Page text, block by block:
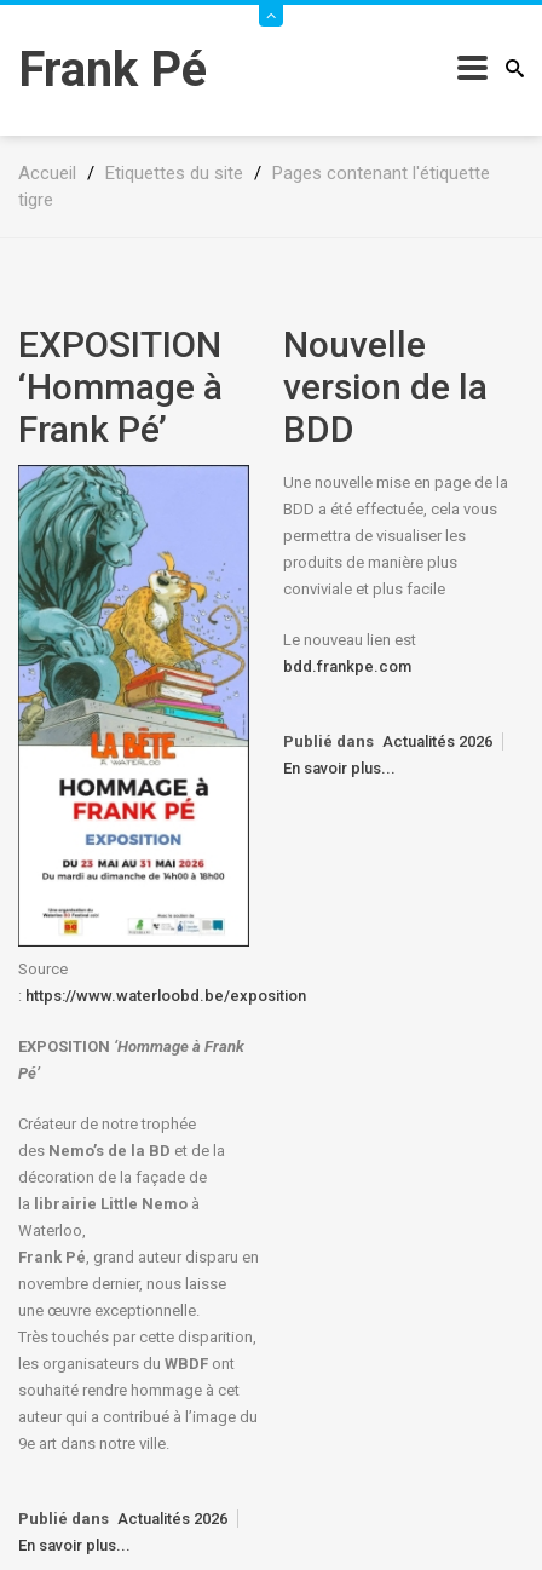
Frank Pé
Accueil / Etiquettes du site / Pages contenant l'étiquette
tigre
EXPOSITION
‘Hommage à
Frank Pé’
Source
: https://www.waterloobd.be/exposition
EXPOSITION ‘Hommage à Frank
Pé’
Créateur de notre trophée
des Nemo’s de la BD et de la
décoration de la façade de
la librairie Little Nemo à
Waterloo,
Frank Pé, grand auteur disparu en
novembre dernier, nous laisse
une œuvre exceptionnelle.
Très touchés par cette disparition,
les organisateurs du WBDF ont
souhaité rendre hommage à cet
auteur qui a contribué à l’image du
9e art dans notre ville.
Publié dans Actualités 2026
En savoir plus...
Nouvelle
version de la
BDD
Une nouvelle mise en page de la
BDD a été effectuée, cela vous
permettra de visualiser les
produits de manière plus
conviviale et plus facile
Le nouveau lien est
bdd.frankpe.com
Publié dans Actualités 2026
En savoir plus...